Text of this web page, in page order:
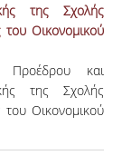
της Σχολής
του Οικονομικού
Προέδρου και
της Σχολής
του Οικονομικού